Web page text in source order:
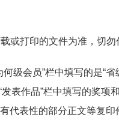
或打印的文件为准，切勿
级会员”栏中填写的是“省
发表作品”栏中填写的奖项
代表性的部分正文等复印